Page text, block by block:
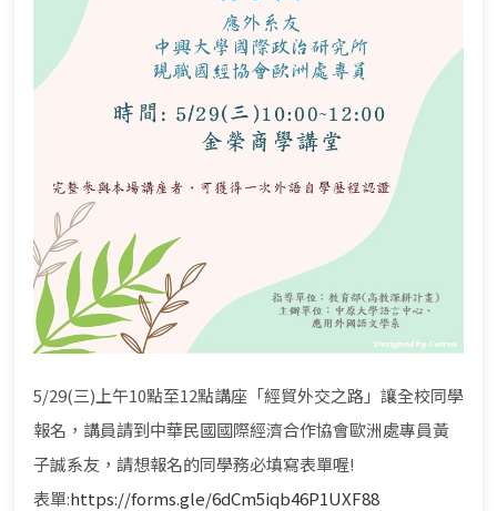
5/29(三)上午10點至12點講座「經貿外交之路」讓全校同學
報名，講員請到中華民國國際經濟合作協會歐洲處專員黃
子誠系友，請想報名的同學務必填寫表單喔!
表單:https://forms.gle/6dCm5iqb46P1UXF88